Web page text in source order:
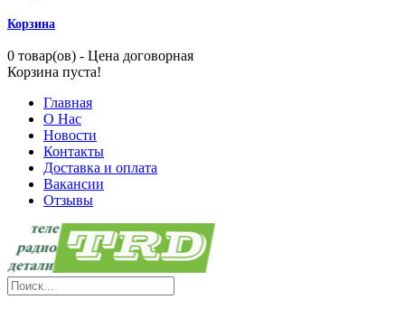
Корзина
0 товар(ов) - Цена договорная
Корзина пуста!
Главная
О Нас
Новости
Контакты
Доставка и оплата
Вакансии
Отзывы